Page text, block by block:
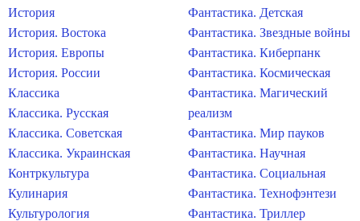
История
История. Востока
История. Европы
История. России
Классика
Классика. Русская
Классика. Советская
Классика. Украинская
Контркультура
Кулинария
Культурология
Фантастика. Детская
Фантастика. Звездные войны
Фантастика. Киберпанк
Фантастика. Космическая
Фантастика. Магический
реализм
Фантастика. Мир пауков
Фантастика. Научная
Фантастика. Социальная
Фантастика. Технофэнтези
Фантастика. Триллер